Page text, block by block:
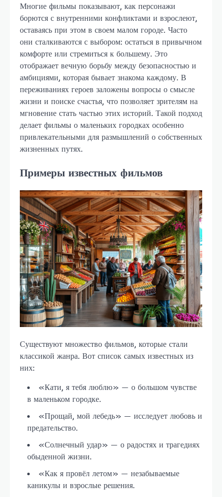
Многие фильмы показывают, как персонажи
борются с внутренними конфликтами и взрослеют,
оставаясь при этом в своем малом городе. Часто
они сталкиваются с выбором: остаться в привычном
комфорте или стремиться к большему. Это
отображает вечную борьбу между безопасностью и
амбициями, которая бывает знакома каждому. В
переживаниях героев заложены вопросы о смысле
жизни и поиске счастья, что позволяет зрителям на
мгновение стать частью этих историй. Такой подход
делает фильмы о маленьких городках особенно
привлекательными для размышлений о собственных
жизненных путях.
Примеры известных фильмов
Существуют множество фильмов, которые стали
классикой жанра. Вот список самых известных из
них:
«Кати, я тебя люблю» — о большом чувстве
в маленьком городке.
«Прощай, мой лебедь» — исследует любовь и
предательство.
«Солнечный удар» — о радостях и трагедиях
обыденной жизни.
«Как я провёл летом» — незабываемые
каникулы и взрослые решения.